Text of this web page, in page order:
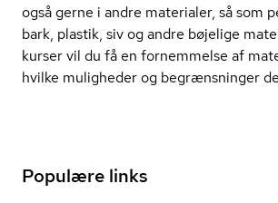
også gerne i andre materialer, så som
bark, plastik, siv og andre bøjelige
kurser vil du få en fornemmelse af
hvilke muligheder og begrænsninger
Populære links